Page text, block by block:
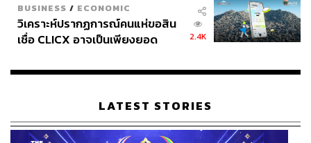
BUSINESS / ECONOMIC
วิเคราะห์ปรากฏการณ์คนแห่ขอสิน
เชื่อ CLICX อาจเป็นเพียงยอด
เรือนไทยที่ถูกซุกไว้
2.4K
LATEST STORIES